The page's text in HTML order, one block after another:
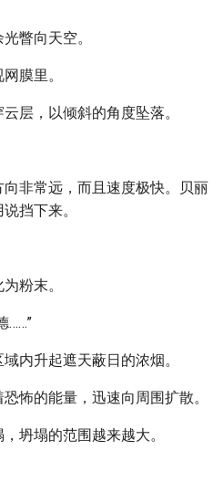
瞥向天空。
膜里。
层，以倾斜的角度坠落。
非常远，而且速度极快。贝丽
挡下来。
粉末。
……”
内升起遮天蔽日的浓烟。
怖的能量，迅速向周围扩散。
坍塌的范围越来越大。